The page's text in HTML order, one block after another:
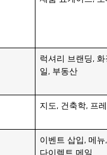
럭셔리 브랜딩,
일, 부동산
지도, 건축학, 프
이벤트 삽입, 메
다이렉트 메일